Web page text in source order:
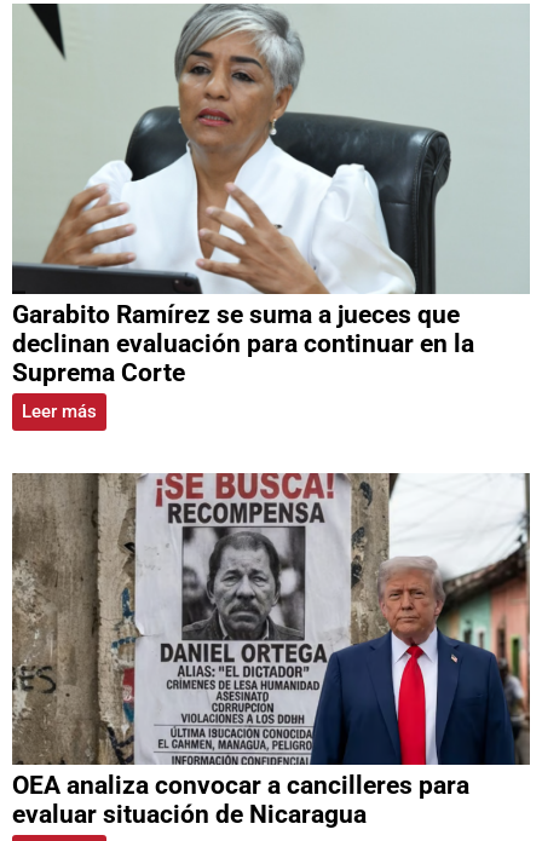
Garabito Ramírez se suma a jueces que
declinan evaluación para continuar en la
Suprema Corte
Leer más
OEA analiza convocar a cancilleres para
evaluar situación de Nicaragua